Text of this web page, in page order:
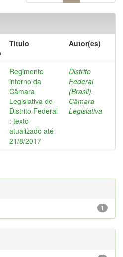
Título Autor(es)
Regimento
interno da
Câmara
Legislativa do
Distrito Federal
: texto
atualizado até
21/8/2017
Distrito
Federal
(Brasil).
Câmara
Legislativa
1